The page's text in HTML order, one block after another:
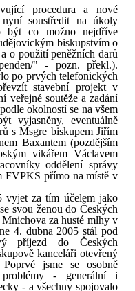
procedura a nové
soustředit na úkoly
být co možno nejdříve
biskupstvím o
o použití peněžních darů
" - pozn. překl.).
po prvých telefonických
stavební projekt v
veřejné soutěže a zadání
okolností se na všem
vyjasněny, eventuálně
s Msgre biskupem Jiřím
Baxantem (pozdějším
vikářem Václavem
oddělení správy
FVPKS přímo na místě v
vyjet za tím účelem jako
svou ženou do Českých
za husté mlhy v
4. dubna 2005 stál pod
příjezd do Českých
kanceláři otevřený
jsme se osobně
- generální i
- a všechny spojovalo